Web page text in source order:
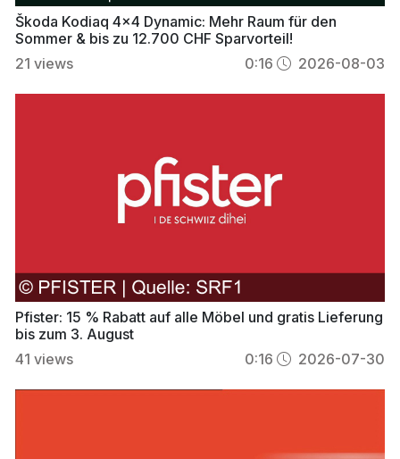
Škoda Kodiaq 4x4 Dynamic: Mehr Raum für den
Sommer & bis zu 12.700 CHF Sparvorteil!
21 views 0:16 2026-08-03
Pfister: 15 % Rabatt auf alle Möbel und gratis Lieferung
bis zum 3. August
41 views 0:16 2026-07-30